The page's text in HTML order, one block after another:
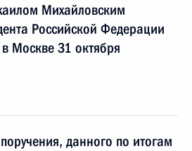
Михайловским
Российской Федерации
Москве 31 октября
данного по итогам